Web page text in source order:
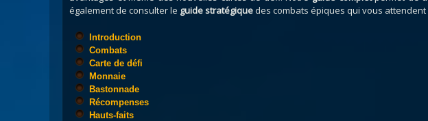
également de consulter le guide stratégiquedes combats épiques qui vous attendent
Introduction
Combats
Carte de défi
Monnaie
Bastonnade
Récompenses
Hauts-faits